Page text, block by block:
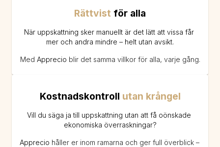
Rättvist för alla
När uppskattning sker manuellt är det lätt att vissa får
mer och andra mindre – helt utan avsikt.
Med Apprecio blir det samma villkor för alla, varje gång.
Kostnadskontroll utan krångel
Vill du säga ja till uppskattning utan att få oönskade
ekonomiska överraskningar?
Apprecio håller er inom ramarna och ger full överblick –